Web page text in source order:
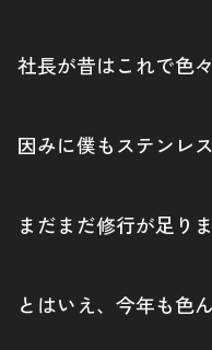
社長が昔はこれで色
因みに僕もステンレ
まだまだ修行が足り
とはいえ、今年も色